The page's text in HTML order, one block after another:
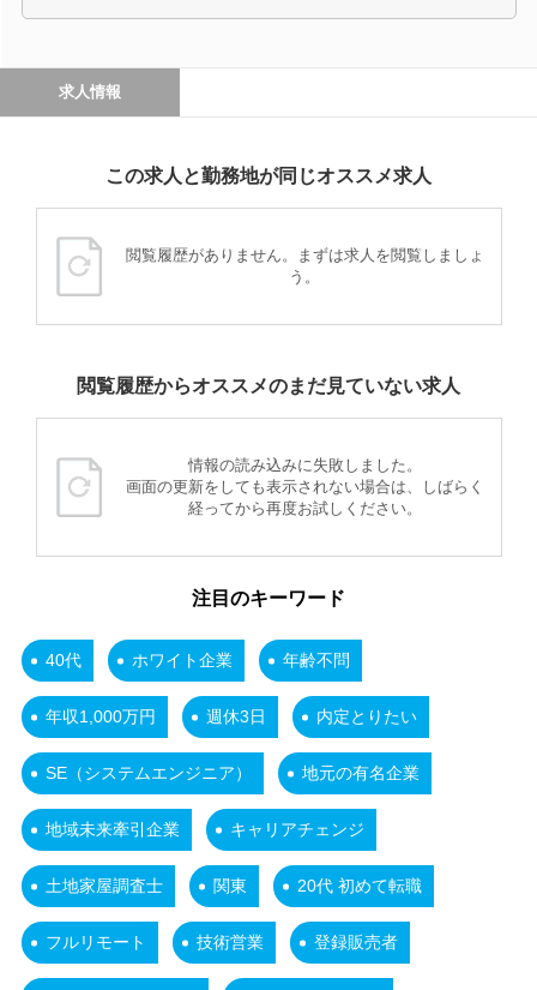
求人情報
この求人と勤務地が同じオススメ求人
閲覧履歴がありません。まずは求人を閲覧しましょ
う。
閲覧履歴からオススメのまだ見ていない求人
情報の読み込みに失敗しました。
画面の更新をしても表示されない場合は、しばらく
経ってから再度お試しください。
注目のキーワード
40代 ホワイト企業 年齢不問
年収1,000万円 週休3日 内定とりたい
SE（システムエンジニア） 地元の有名企業
地域未来牽引企業 キャリアチェンジ
土地家屋調査士 関東 20代 初めて転職
フルリモート 技術営業 登録販売者